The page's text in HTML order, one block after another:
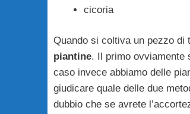
cicoria
Quando si coltiva un pezzo di
piantine. Il primo ovviamente
caso invece abbiamo delle
giudicare quale delle due
dubbio che se avrete